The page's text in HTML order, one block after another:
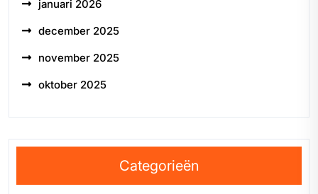
januari 2026
december 2025
november 2025
oktober 2025
Categorieën